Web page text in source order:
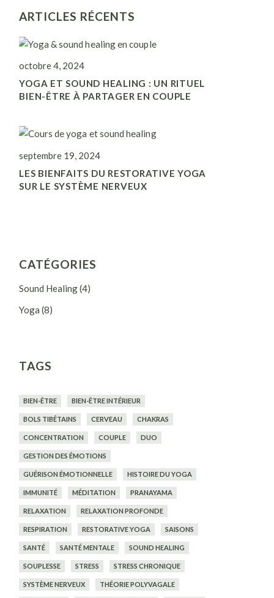
ARTICLES RÉCENTS
octobre 4, 2024
YOGA ET SOUND HEALING : UN RITUEL
BIEN-ÊTRE À PARTAGER EN COUPLE
septembre 19, 2024
LES BIENFAITS DU RESTORATIVE YOGA
SUR LE SYSTÈME NERVEUX
CATÉGORIES
Sound Healing(4)
Yoga (8)
TAGS
BIEN-ÊTRE BIEN-ÊTRE INTÉRIEUR
BOLS TIBÉTAINS CERVEAU CHAKRAS
CONCENTRATION COUPLE DUO
GESTION DES ÉMOTIONS
GUÉRISON ÉMOTIONNELLE HISTOIRE DU YOGA
IMMUNITÉ MÉDITATION PRANAYAMA
RELAXATION RELAXATION PROFONDE
RESPIRATION RESTORATIVE YOGA SAISONS
SANTÉ SANTÉ MENTALE SOUND HEALING
SOUPLESSE STRESS STRESS CHRONIQUE
SYSTÈME NERVEUX THÉORIE POLYVAGALE